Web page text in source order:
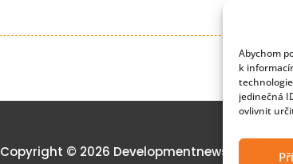
Abychom
k
jedinečná
ovlivnit
Copyright © 2026 Developmentnews